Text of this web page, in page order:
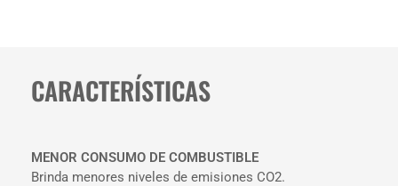
CARACTERÍSTICAS
MENOR CONSUMO DE COMBUSTIBLE
Brinda menores niveles de emisiones CO2.